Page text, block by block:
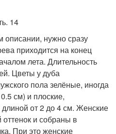
описании, нужно сразу
приходится на конец
лета. Длительность
Цветы у дуба
пола зелёные, иногда
см) и плоские,
от 2 до 4 см. Женские
и собраны в
При это женские